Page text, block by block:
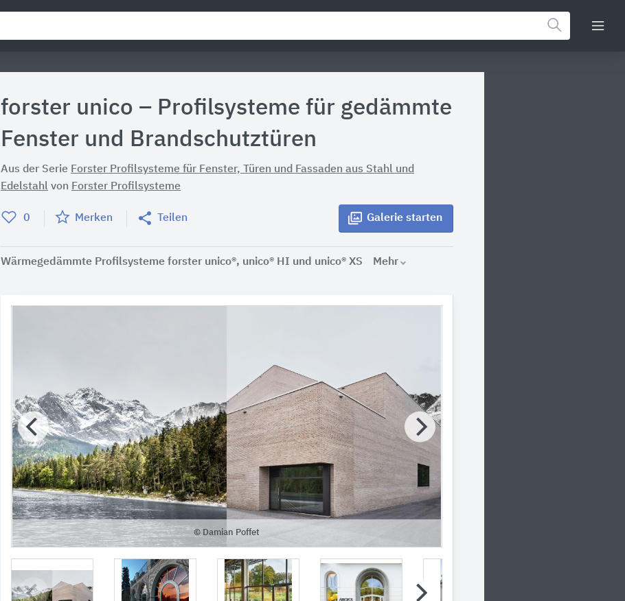
forster unico – Profilsysteme für gedämmte
Fenster und Brandschutztüren
Aus der Serie Forster Profilsysteme für Fenster, Türen und Fassaden aus Stahl und
Edelstahl von Forster Profilsysteme
0 Merken Teilen Galerie starten
Wärmegedämmte Profilsysteme forster unico®, unico® HI und unico® XS Mehr
© Damian Poffet